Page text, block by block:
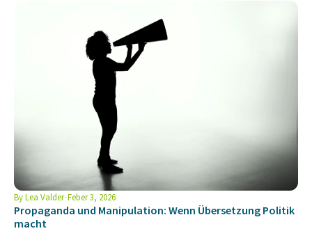
ByLea Valder Feber 3, 2026
Propaganda und Manipulation: Wenn Übersetzung Politik
macht